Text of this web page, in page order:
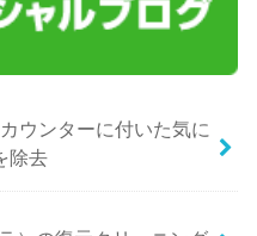
ウンターに付いた気に
除去